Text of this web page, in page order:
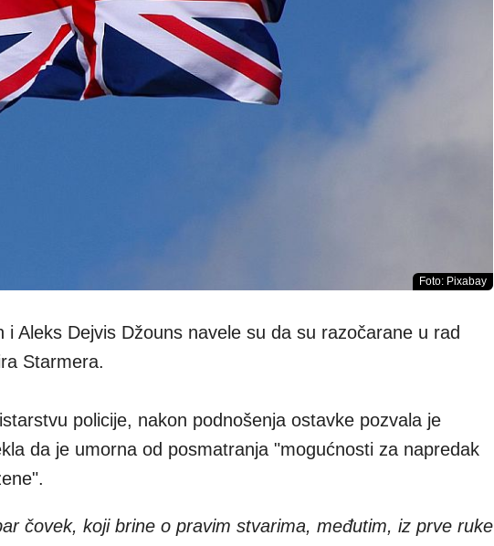
Foto: Pixabay
i Aleks Dejvis Džouns navele su da su razočarane u rad
Starmera.
policije, nakon podnošenja ostavke pozvala je
da je umorna od posmatranja "mogućnosti za napredak
čovek, koji brine o pravim stvarima, međutim, iz prve ruke